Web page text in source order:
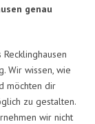
genau
Wir wissen, wie
möchten dir
zu gestalten.
wir nicht